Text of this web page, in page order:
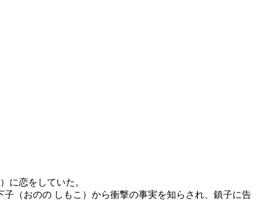
に恋をしていた。
（おのの しもこ）から衝撃の事実を知らされ、鎮子に告